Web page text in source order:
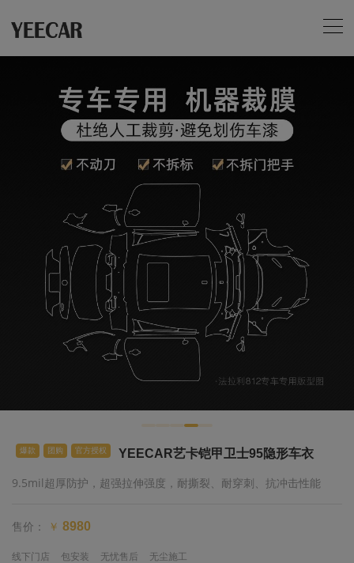
爆款 团购 官方授权 YEECAR艺卡铠甲卫士95隐形车衣
9.5mil超厚防护，超强拉伸强度，耐撕裂、耐穿刺、抗冲击性能
售价： ￥ 8980
线下门店 包安装 无忧售后 无尘施工